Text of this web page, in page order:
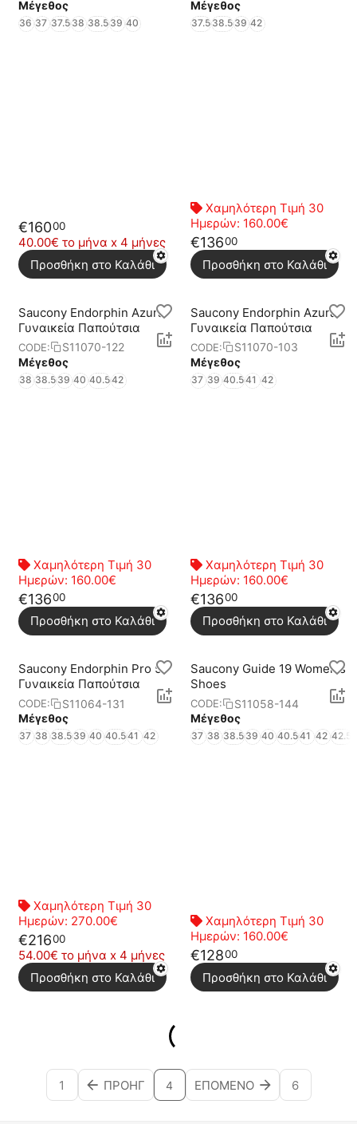
Μέγεθος
36 37 37.538 38.539 40
€16000
40.00€ το μήνα x 4 μήνες
Προσθήκη στο Καλάθι
Μέγεθος
37.5 38.5 39 42
Χαμηλότερη Τιμή 30
Ημερών: 160.00€
€13600
Προσθήκη στο Καλάθι
Saucony Endorphin Azura
Γυναικεία Παπούτσια
CODE:
S11070-122
Μέγεθος
38 38.539 40 40.542
Χαμηλότερη Τιμή 30
Ημερών: 160.00€
€13600
Προσθήκη στο Καλάθι
Saucony Endorphin Azura
Γυναικεία Παπούτσια
CODE:
S11070-103
Μέγεθος
37 39 40.541 42
Χαμηλότερη Τιμή 30
Ημερών: 160.00€
€13600
Προσθήκη στο Καλάθι
Saucony Endorphin Pro 5
Γυναικεία Παπούτσια
CODE:
S11064-131
Μέγεθος
37 38 38.539 40 40.541 42
Χαμηλότερη Τιμή 30
Ημερών: 270.00€
€21600
54.00€ το μήνα x 4 μήνες
Προσθήκη στο Καλάθι
Saucony Guide 19 Women's
Shoes
CODE:
S11058-144
Μέγεθος
37 38 38.5 39 40 40.541 42 42.5
Χαμηλότερη Τιμή 30
Ημερών: 160.00€
€12800
Προσθήκη στο Καλάθι
1 ΠΡΟΗΓ 4 ΕΠΌΜΕΝΟ 6